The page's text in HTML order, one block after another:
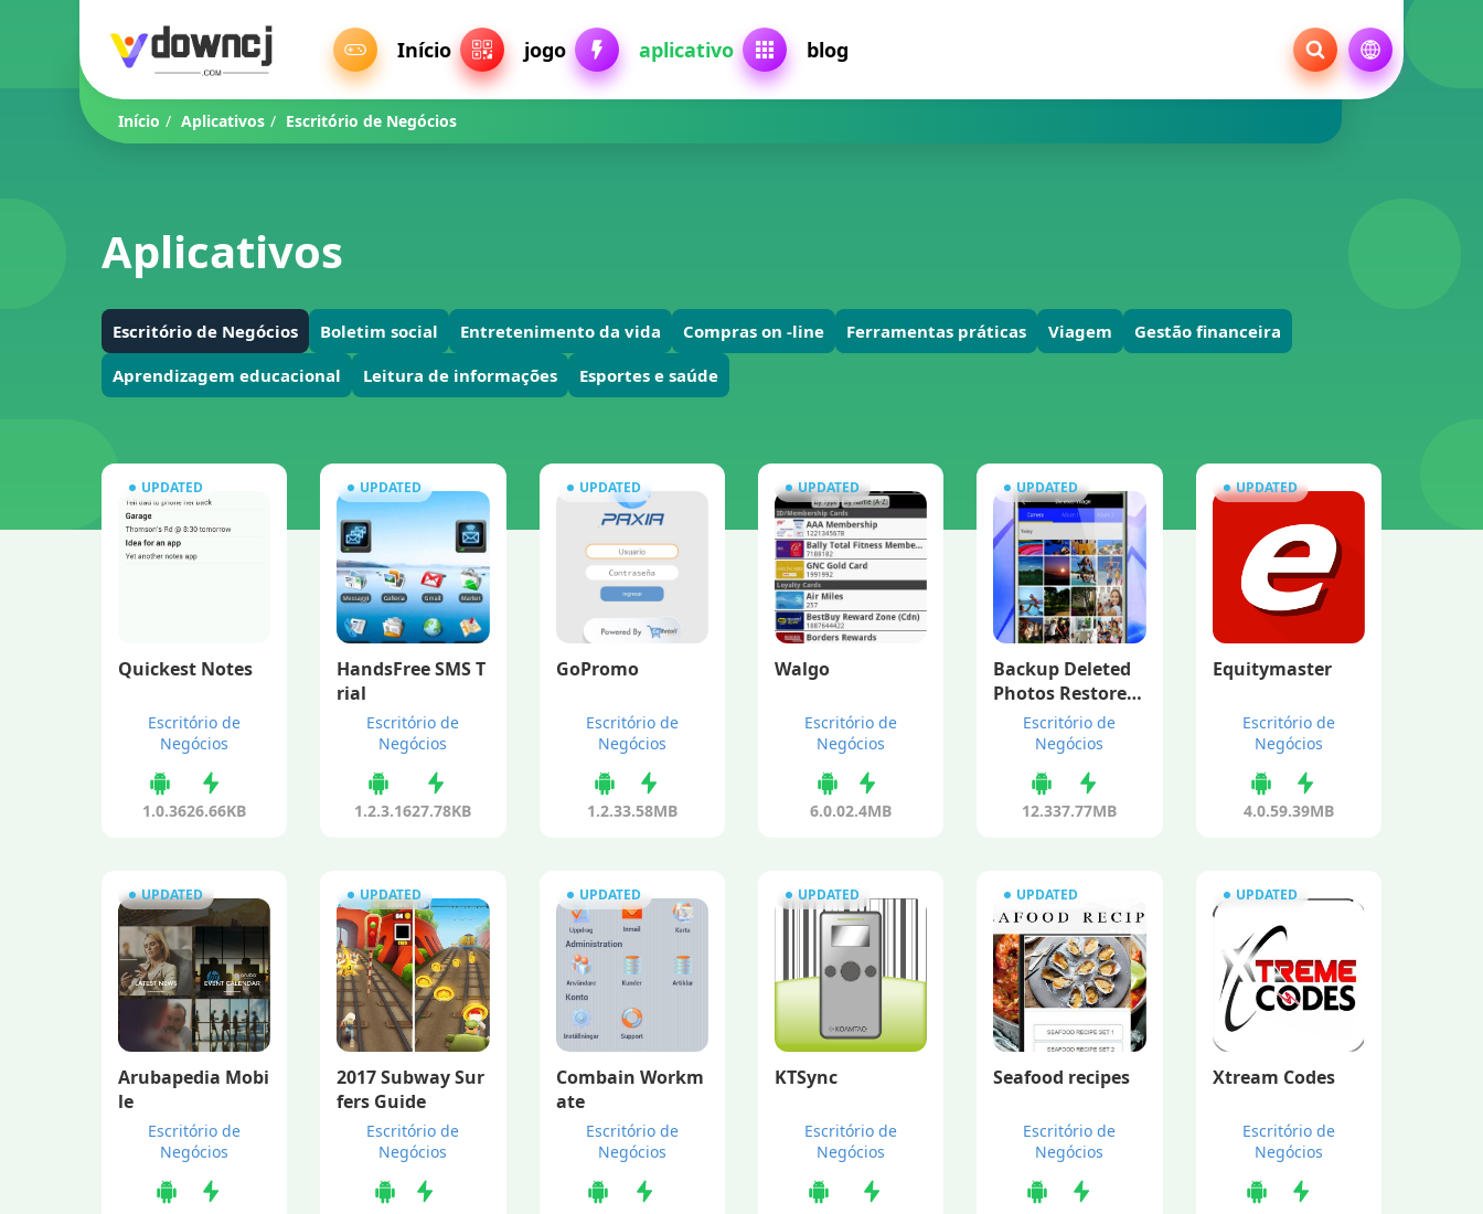
Início jogo aplicativo blog
Início / Aplicativos / Escritório de Negócios
Aplicativos
Escritório de Negócios Boletim social Entretenimento da vida Compras on -line Ferramentas práticas Viagem
Gestão financeira
Aprendizagem educacional
Leitura de informações Esportes e saúde
UPDATED
Quickest Notes
Escritório de
Negócios
1.0.3626.66KB
UPDATED
HandsFree SMS T
rial
Escritório de
Negócios
1.2.3.1627.78KB
UPDATED
GoPromo
Escritório de
Negócios
1.2.33.58MB
UPDATED
Walgo
Escritório de
Negócios
6.0.02.4MB
UPDATED
Backup Deleted
Photos Restore V
ideos And More
Escritório de
Negócios
12.337.77MB
UPDATED
Equitymaster
Escritório de
Negócios
4.0.59.39MB
UPDATED
Arubapedia Mobi
le
Escritório de
Negócios
UPDATED
2017 Subway Sur
fers Guide
Escritório de
Negócios
UPDATED
Combain Workm
ate
Escritório de
Negócios
UPDATED
KTSync
Escritório de
Negócios
UPDATED
Seafood recipes
Escritório de
Negócios
UPDATED
Xtream Codes
Escritório de
Negócios